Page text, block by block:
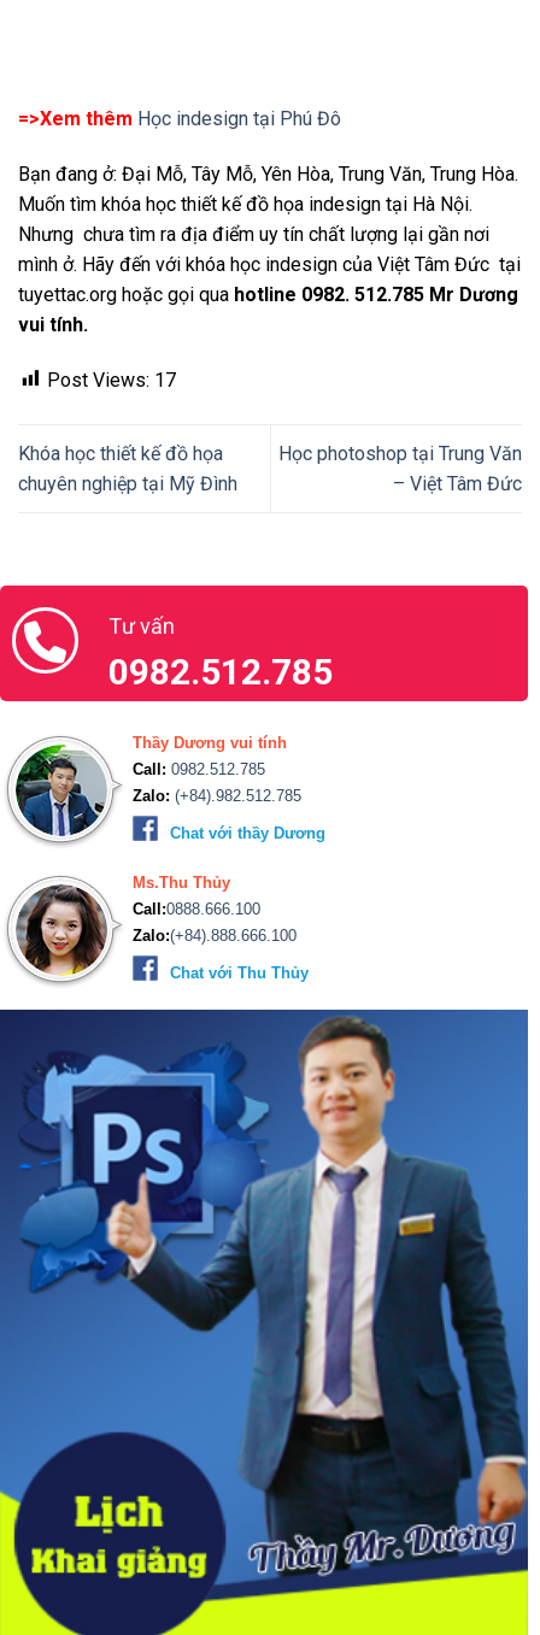
=>Xem thêm Học indesign tại Phú Đô
Bạn đang ở: Đại Mỗ, Tây Mỗ, Yên Hòa, Trung Văn, Trung Hòa.
Muốn tìm khóa học thiết kế đồ họa indesign tại Hà Nội.
Nhưng chưa tìm ra địa điểm uy tín chất lượng lại gần nơi
mình ở. Hãy đến với khóa học indesign của Việt Tâm Đức tại
tuyettac.org hoặc gọi qua hotline 0982. 512.785 Mr Dương
vui tính.
Post Views: 17
Khóa học thiết kế đồ họa
chuyên nghiệp tại Mỹ Đình
Học photoshop tại Trung Văn
– Việt Tâm Đức
Tư vấn
0982.512.785
Thầy Dương vui tính
Call: 0982.512.785
Zalo: (+84).982.512.785
Chat với thầy Dương
Ms.Thu Thủy
Call:0888.666.100
Zalo:(+84).888.666.100
Chat với Thu Thủy